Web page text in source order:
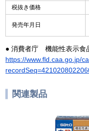
税抜き価格
発売年月日
● 消費者庁 機能性表示食
https://www.fld.caa.go.jp/
関連製品